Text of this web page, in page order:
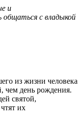
и
общаться с владыкой
из жизни человека
чем день рождения.
святой,
их